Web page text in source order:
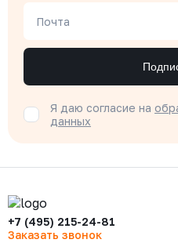
Почта
Я даю согласие на
данных
+7 (495) 215-24-81
Заказать звонок